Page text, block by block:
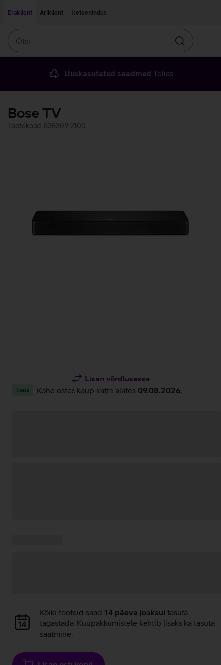
Eraklient
Äriklient Iseteenindus
Otsin
Uuskasutatud seadmed Telias
Bose TV
Tootekood: 838309-2100
Lisan võrdlusesse
Laos Kohe ostes kaup kätte alates 09.08.2026
Andmete
laadimine
Kõiki tooteid saad 14 päeva jooksul tasuta
tagastada. Kuupakkumistele kehtib lisaks ka tasuta
saatmine.